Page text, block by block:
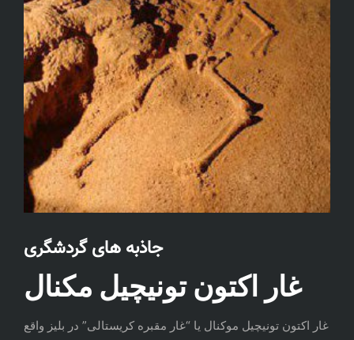
جاذبه های گردشگری
غار اکتون تونیچیل مکنال
غار اکتون تونیچیل موکنال یا “غار مقبره کریستالی” در بلیز واقع